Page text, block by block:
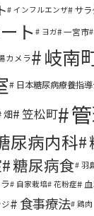
インフルエンザ サラ
ト ヨガ 一宮市
カメラ 岐南
日本糖尿病療養指
畑 笠松町
尿病内科
糖尿病食 羽
自家栽培 花粉症
食事療法 鶏肉